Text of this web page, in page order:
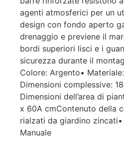
agenti atmosferici per un
design con fondo aperto
drenaggio e previene il
bordi superiori lisci e i
sicurezza durante il
Colore: Argento•
Dimensioni complessive:
Dimensioni dell’area di
x 60A cmContenuto della
rialzati da giardino zincati•
Manuale